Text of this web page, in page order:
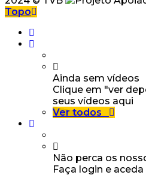
Topo
Ainda sem vídeos
Clique em "ver
seus vídeos aqui
Ver todos
Não perca os
Faça login e